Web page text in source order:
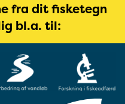
fra dit fisketegn
bl.a. til: